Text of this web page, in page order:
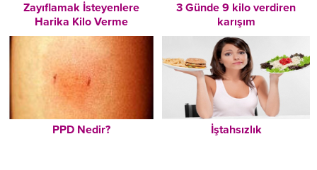
Zayıflamak İsteyenlere
Harika Kilo Verme
Tavsiyeleri – Mutlaka
Okuyun!
3 Günde 9 kilo verdiren
karışım
PPD Nedir? İştahsızlık